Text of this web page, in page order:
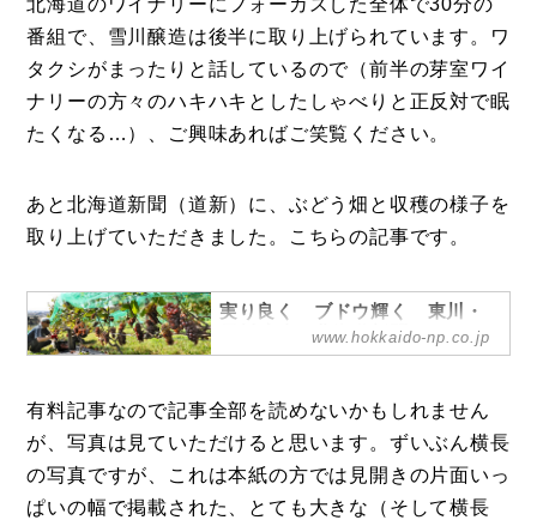
北海道のワイナリーにフォーカスした全体で30分の
番組で、雪川醸造は後半に取り上げられています。ワ
タクシがまったりと話しているので（前半の芽室ワイ
ナリーの方々のハキハキとしたしゃべりと正反対で眠
たくなる…）、ご興味あればご笑覧ください。
あと北海道新聞（道新）に、ぶどう畑と収穫の様子を
取り上げていただきました。こちらの記事です。
実り良く ブドウ輝く 東川・
雪川醸造：北海道新聞デジタル
ンク、赤紫色―。秋の日差しを浴びて
宝石のように輝く。同町のワイナリー
「雪川醸造」でブドウの収穫がピーク
を迎えている。...
www.hokkaido-np.co.jp
有料記事なので記事全部を読めないかもしれません
が、写真は見ていただけると思います。ずいぶん横長
の写真ですが、これは本紙の方では見開きの片面いっ
ぱいの幅で掲載された、とても大きな（そして横長